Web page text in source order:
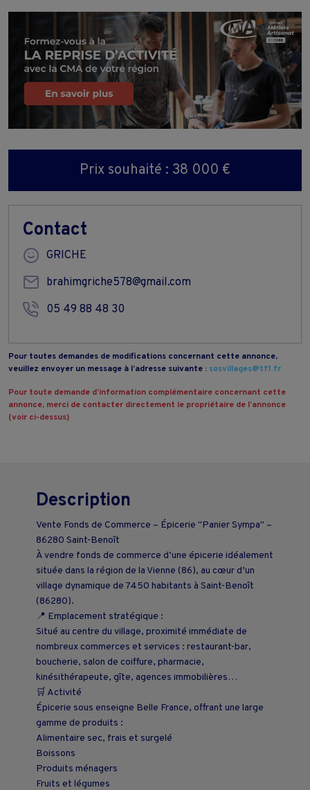
Prix souhaité : 38 000 €
Contact
GRICHE
brahimgriche578@gmail.com
05 49 88 48 30
Pour toutes demandes de modifications concernant cette annonce,
veuillez envoyer un message à l’adresse suivante : sosvillages@tf1.fr
Pour toute demande d’information complémentaire concernant cette
annonce, merci de contacter directement le propriétaire de l’annonce
(voir ci-dessus)
Description
Vente Fonds de Commerce – Épicerie "Panier Sympa" –
86280 Saint-Benoît
À vendre fonds de commerce d’une épicerie idéalement
située dans la région de la Vienne (86), au cœur d’un
village dynamique de 7450 habitants à Saint-Benoît
(86280).
📍 Emplacement stratégique :
Situé au centre du village, proximité immédiate de
nombreux commerces et services : restaurant-bar,
boucherie, salon de coiffure, pharmacie,
kinésithérapeute, gîte, agences immobilières…
🛒 Activité
Épicerie sous enseigne Belle France, offrant une large
gamme de produits :
Alimentaire sec, frais et surgelé
Boissons
Produits ménagers
Fruits et légumes